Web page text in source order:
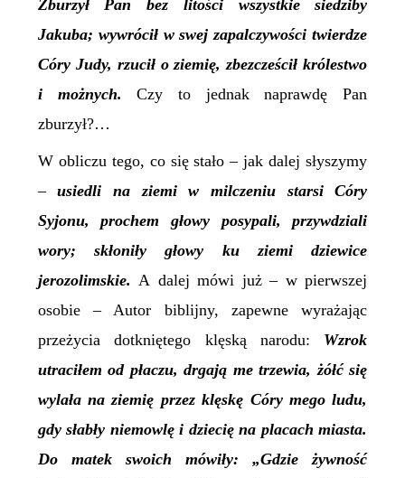
Zburzył Pan bez litości wszystkie siedziby
Jakuba; wywrócił w swej zapalczywości twierdze
Córy Judy, rzucił o ziemię, zbezcześcił królestwo
i możnych.Czy to jednak naprawdę Pan
zburzył?…
W obliczu tego, co się stało –jak dalej słyszymy
–
usiedli na ziemi w milczeniu starsi Córy
Syjonu, prochem głowy posypali, przywdziali
wory; skłoniły głowy ku ziemi dziewice
jerozolimskie.A dalej mówi już – w pierwszej
osobie – Autor biblijny, zapewne wyrażając
przeżycia dotkniętego klęską narodu: Wzrok
utraciłem od płaczu, drgają me trzewia, żółć się
wylała na ziemię przez klęskę Córy mego ludu,
gdy słabły niemowlę i dziecię na placach miasta.
Do matek swoich mówiły: „Gdzie żywność